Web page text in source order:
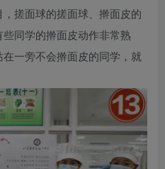
搓面球的搓面球、擀面皮的
同学的擀面皮动作非常熟
一旁不会擀面皮的同学，就